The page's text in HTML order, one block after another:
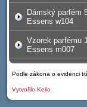
Dámský parfém
Essens w104
Vzorek parfému
Essens m007
Podle zákona o evidenci
Vytvořilo Kelio